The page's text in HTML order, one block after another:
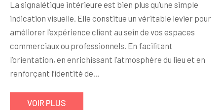
La signalétique intérieure est bien plus qu’une simple
indication visuelle. Elle constitue un véritable levier pour
améliorer l’expérience client au sein de vos espaces
commerciaux ou professionnels. En facilitant
l’orientation, en enrichissant l’atmosphère du lieu et en
renforçant l’identité de…
VOIR PLUS